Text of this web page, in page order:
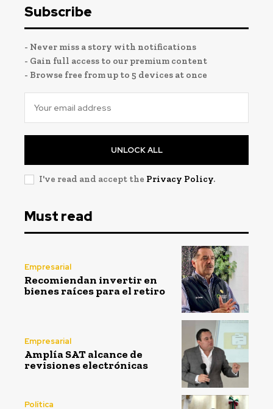
Subscribe
- Never miss a story with notifications
- Gain full access to our premium content
- Browse free from up to 5 devices at once
UNLOCK ALL
I've read and accept the Privacy Policy.
Must read
Empresarial
Recomiendan invertir en
bienes raíces para el retiro
Empresarial
Amplía SAT alcance de
revisiones electrónicas
Política